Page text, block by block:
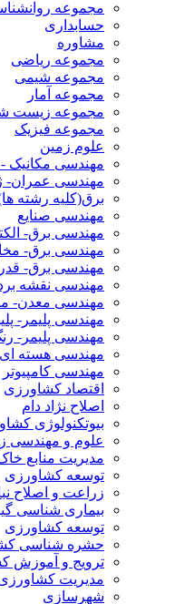
مجموعه
حسابداری
مشاوره
مجموعه ریاضی
مجموعه شیمی
مجموعه آمار
مجموعه زیست
مجموعه فیزیک
علوم زمین
مهندسی مکانیک
مهندسی عمران-
برق(کلیه رشته
مهندسی صنایع
مهندسی برق-
مهندسی برق-
مهندسی برق-
مهندسی نقشه
مهندسی معدن-
مهندسی پلیمر-
مهندسی پلیمر-
مهندسی هسته ای-
مهندسی کامپیوتر
اقتصاد کشاورزی
اصلاح نژاد دام
بیوتکنولوژی
علوم و مهندسی
مدیریت منابع
توسعه کشاورزی
زراعت و اصلاح
بیماری شناسی
توسعه کشاورزی
حشره شناسی
ترویج و آموزش
مدیریت
شهرسازی